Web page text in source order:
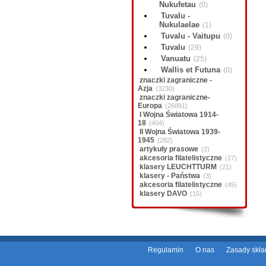
Nukufetau (0)
Tuvalu -
Nukulaelae (1)
Tuvalu - Vaitupu (0)
Tuvalu (29)
Vanuatu (25)
Wallis et Futuna (0)
znaczki zagraniczne -
Azja (3230)
znaczki zagraniczne-
Europa (26891)
I Wojna Światowa 1914-
18 (404)
II Wojna Światowa 1939-
1945 (282)
artykuły prasowe (2)
akcesoria filatelistyczne (27)
klasery LEUCHTTURM (21)
klasery - Państwa (3)
akcesoria filatelistyczne (45)
klasery DAVO (15)
Regulamin O nas Zasady